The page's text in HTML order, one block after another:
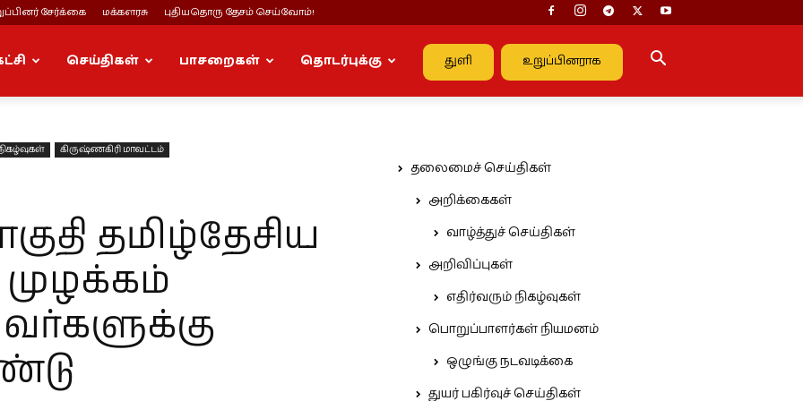
சேர்க்கை மக்களரசு புதியதொரு தேசம் செய்வோம்!
துளி உறுப்பினராக
செய்திகள் பாசறைகள் தொடர்புக்கு
கிருஷ்ணகிரி மாவட்டம்
தமிழ்தேசிய
தலைமைச் செய்திகள்
அறிக்கைகள்
வாழ்த்துச் செய்திகள்
அறிவிப்புகள்
எதிர்வரும் நிகழ்வுகள்
பொறுப்பாளர்கள் நியமனம்
ஒழுங்கு நடவடிக்கை
துயர் பகிர்வுச் செய்திகள்